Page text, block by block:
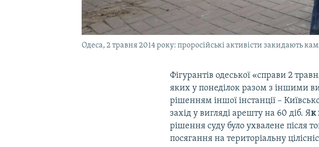
Одеса, 2 травня 2014 року: проросійські активісти закидають
Фігурантів одеської «справи 2
яких у понеділок разом з іншими
рішенням іншої інстанції –
захід у вигляді арешту на 60 діб. Як
рішення суду було ухвалене після
посягання на територіальну